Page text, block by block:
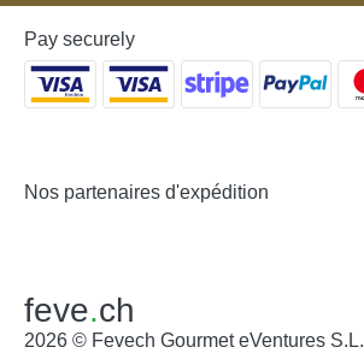
Pay securely
Nos partenaires d'expédition
feve.ch
2026 © Fevech Gourmet eVentures S.L.